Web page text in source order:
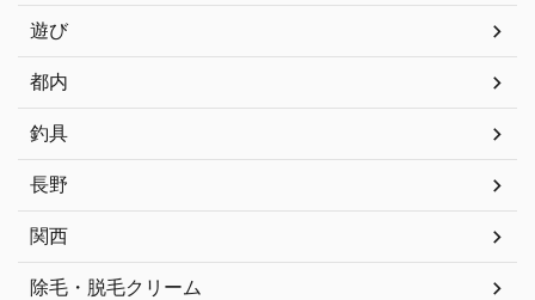
遊び
都内
釣具
長野
関西
除毛・脱毛クリーム